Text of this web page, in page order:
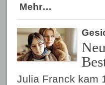
Mehr…
Julia Franck kam